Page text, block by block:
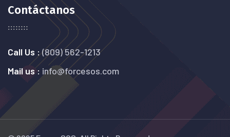
Contáctanos
Call Us : (809) 562-1213
Mail us : info@forcesos.com